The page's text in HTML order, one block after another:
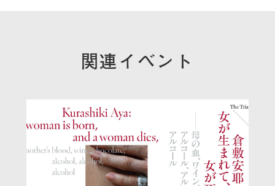
関連イベント